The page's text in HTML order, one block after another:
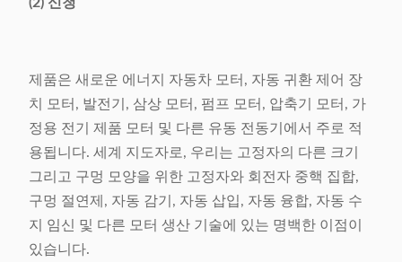
제품은 새로운 에너지 자동차 모터, 자동 귀환 제어 장
치 모터, 발전기, 삼상 모터, 펌프 모터, 압축기 모터, 가
정용 전기 제품 모터 및 다른 유동 전동기에서 주로 적
용됩니다. 세계 지도자로, 우리는 고정자의 다른 크기
그리고 구멍 모양을 위한 고정자와 회전자 중핵 집합,
구멍 절연제, 자동 감기, 자동 삽입, 자동 융합, 자동 수
지 임신 및 다른 모터 생산 기술에 있는 명백한 이점이
있습니다.